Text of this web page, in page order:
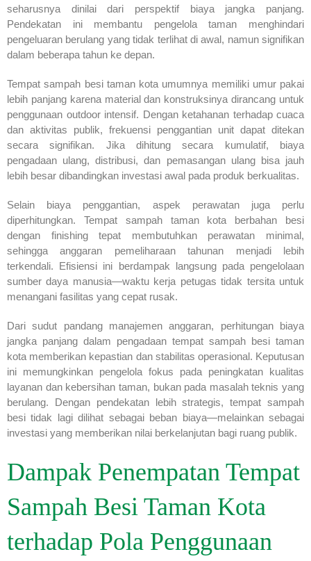
seharusnya dinilai dari perspektif biaya jangka panjang.
Pendekatan ini membantu pengelola taman menghindari
pengeluaran berulang yang tidak terlihat di awal, namun signifikan
dalam beberapa tahun ke depan.
Tempat sampah besi taman kota umumnya memiliki umur pakai
lebih panjang karena material dan konstruksinya dirancang untuk
penggunaan outdoor intensif. Dengan ketahanan terhadap cuaca
dan aktivitas publik, frekuensi penggantian unit dapat ditekan
secara signifikan. Jika dihitung secara kumulatif, biaya
pengadaan ulang, distribusi, dan pemasangan ulang bisa jauh
lebih besar dibandingkan investasi awal pada produk berkualitas.
Selain biaya penggantian, aspek perawatan juga perlu
diperhitungkan. Tempat sampah taman kota berbahan besi
dengan finishing tepat membutuhkan perawatan minimal,
sehingga anggaran pemeliharaan tahunan menjadi lebih
terkendali. Efisiensi ini berdampak langsung pada pengelolaan
sumber daya manusia—waktu kerja petugas tidak tersita untuk
menangani fasilitas yang cepat rusak.
Dari sudut pandang manajemen anggaran, perhitungan biaya
jangka panjang dalam pengadaan tempat sampah besi taman
kota memberikan kepastian dan stabilitas operasional. Keputusan
ini memungkinkan pengelola fokus pada peningkatan kualitas
layanan dan kebersihan taman, bukan pada masalah teknis yang
berulang. Dengan pendekatan lebih strategis, tempat sampah
besi tidak lagi dilihat sebagai beban biaya—melainkan sebagai
investasi yang memberikan nilai berkelanjutan bagi ruang publik.
Dampak Penempatan Tempat
Sampah Besi Taman Kota
terhadap Pola Penggunaan